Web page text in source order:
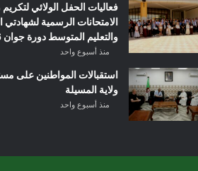
فعاليات الحفل الولائي
الامتحانات الرسمية لشهادتي
والتعليم المتوسط دورة جوان 2026
منذ أسبوع واحد
استقبالات المواطنين على
ولاية المسيلة
منذ أسبوع واحد